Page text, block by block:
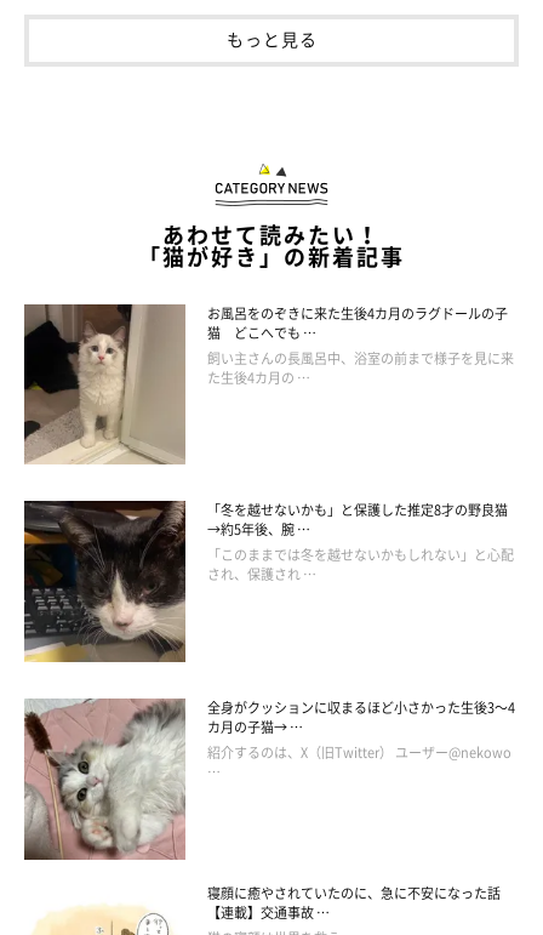
ブランくんがこれほどまでにのびのびと暮らせているのは、先住
猫たちが優しいからというのも大きいのだそう。ブランくんは、
愛猫たちとの暮らしは「とにかく幸せしかな
もっと見る
あわせて読みたい！
「猫が好き」の新着記事
お風呂をのぞきに来た生後4カ月のラグドールの子
猫 どこへでも …
飼い主さんの長風呂中、浴室の前まで様子を見に来
た生後4カ月の …
「冬を越せないかも」と保護した推定8才の野良猫
→約5年後、腕 …
「このままでは冬を越せないかもしれない」と心配
され、保護され …
全身がクッションに収まるほど小さかった生後3～4
カ月の子猫→ …
紹介するのは、X（旧Twitter） ユーザー@nekowo
…
寝顔に癒やされていたのに、急に不安になった話
【連載】交通事故 …